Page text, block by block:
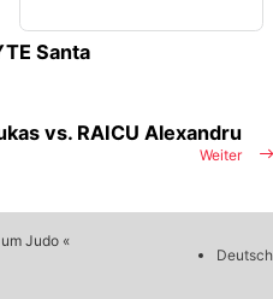
Santa
Weiter
vs. RAICU Alexandru
Judo «
Deutsch